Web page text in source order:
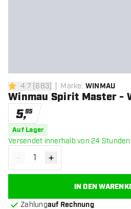
4.7 Bewertungssterne
4.7 [683] Marke: WINMAU
Winmau Spirit Master -
5,95
Auf Lager
Versendet innerhalb von 24 Stunden
Menge verringern
- Menge erhöhen
+
IN DEN
Zahlungauf Rechnung